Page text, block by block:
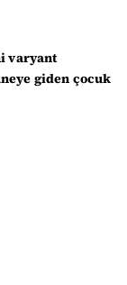
varyant
giden çocuk